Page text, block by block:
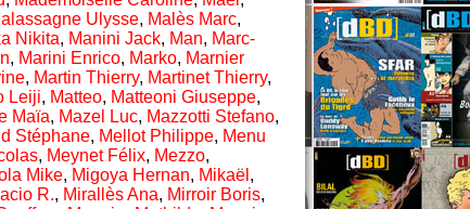
Ulysse, Malès Marc,
Nikita, Manini Jack, Man, Marc-
, Marini Enrico, Marko, Marnier
, Martin Thierry, Martinet Thierry,
Leiji, Matteo, Matteoni Giuseppe,
Maïa, Mazel Luc, Mazzotti Stefano,
Stéphane, Mellot Philippe, Menu
, Meynet Félix, Mezzo,
Mike, Migoya Hernan, Mikaël ,
R., Mirallès Ana, Mirroir Boris,